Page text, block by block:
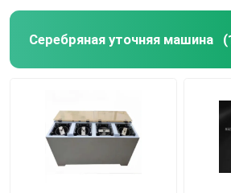
Серебряная уточняя машина